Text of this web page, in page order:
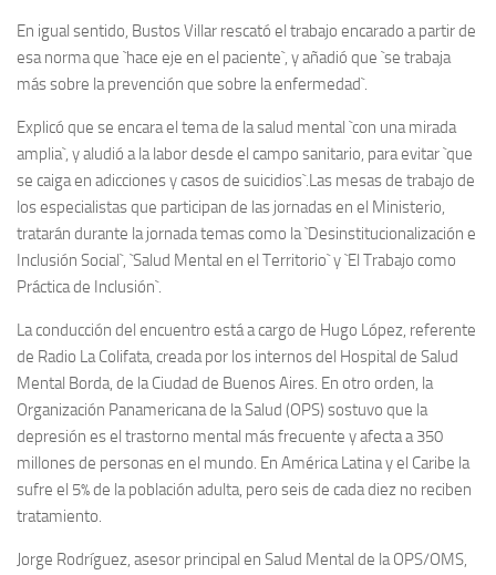
En igual sentido, Bustos Villar rescató el trabajo encarado a partir de
esa norma que `hace eje en el paciente`, y añadió que `se trabaja
más sobre la prevención que sobre la enfermedad`.
Explicó que se encara el tema de la salud mental `con una mirada
amplia`, y aludió a la labor desde el campo sanitario, para evitar `que
se caiga en adicciones y casos de suicidios`.Las mesas de trabajo de
los especialistas que participan de las jornadas en el Ministerio,
tratarán durante la jornada temas como la `Desinstitucionalización e
Inclusión Social`, `Salud Mental en el Territorio` y `El Trabajo como
Práctica de Inclusión`.
La conducción del encuentro está a cargo de Hugo López, referente
de Radio La Colifata, creada por los internos del Hospital de Salud
Mental Borda, de la Ciudad de Buenos Aires. En otro orden, la
Organización Panamericana de la Salud (OPS) sostuvo que la
depresión es el trastorno mental más frecuente y afecta a 350
millones de personas en el mundo. En América Latina y el Caribe la
sufre el 5% de la población adulta, pero seis de cada diez no reciben
tratamiento.
Jorge Rodríguez, asesor principal en Salud Mental de la OPS/OMS,